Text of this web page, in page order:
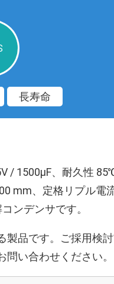
長寿命
/ 1500µF、耐久性
mm、定格リプル電
ンデンサです。
製品です。ご採用検
い合わせください。